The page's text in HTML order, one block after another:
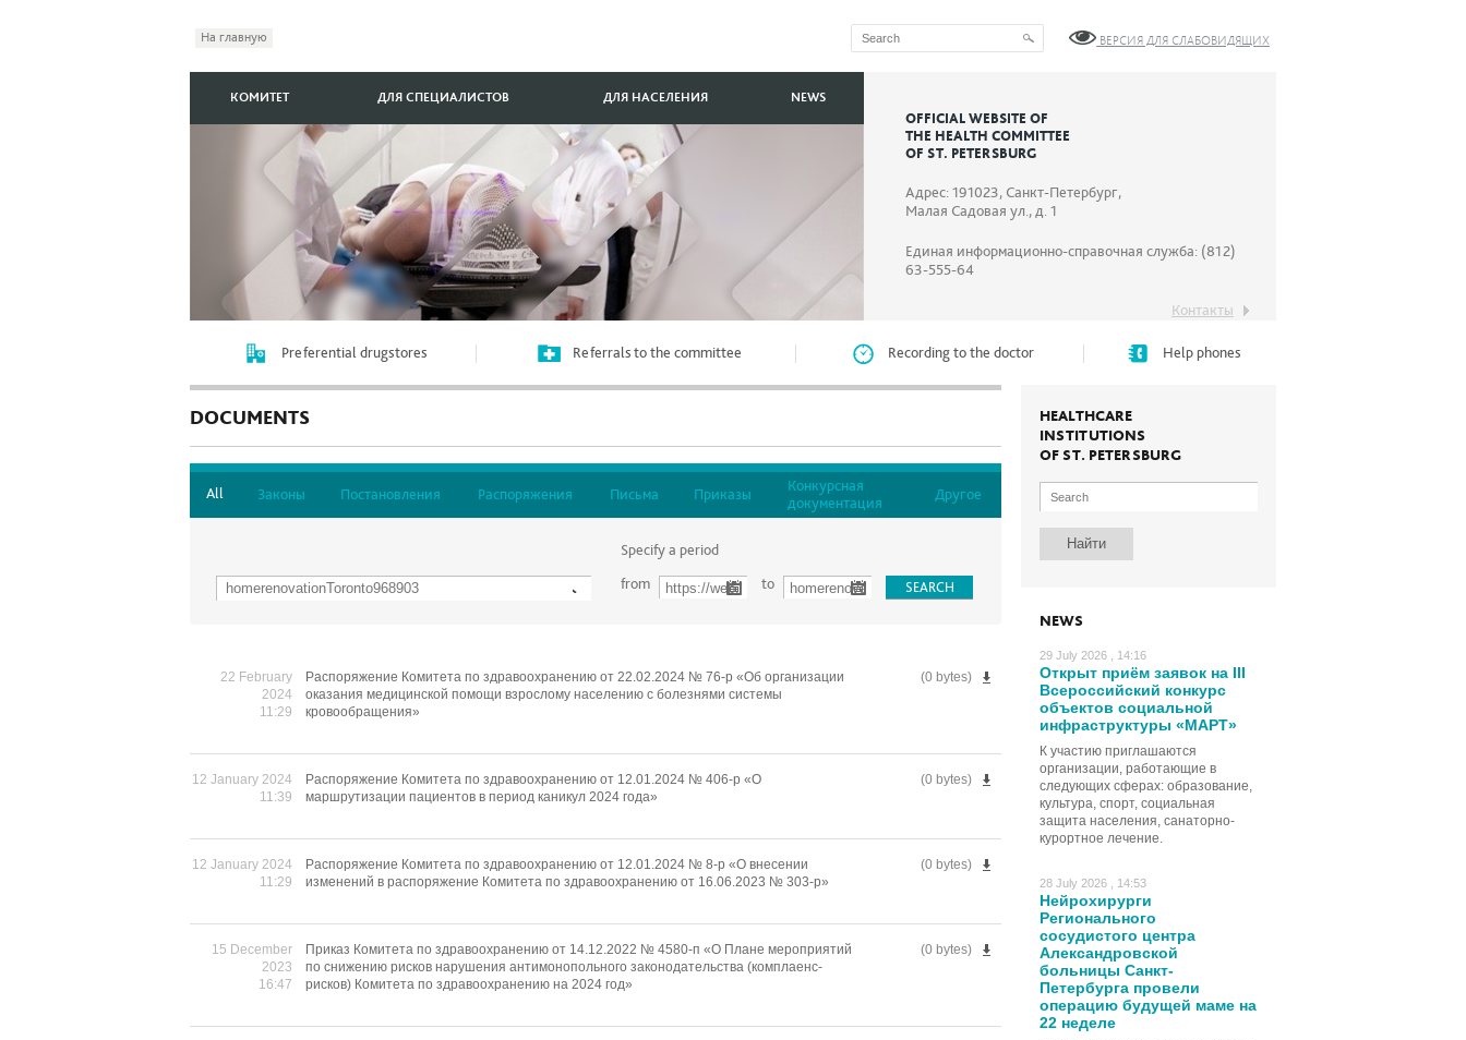
На главную ВЕРСИЯ ДЛЯ СЛАБОВИДЯЩИХ
OFFICIAL WEBSITE OF
THE HEALTH COMMITTEE
OF ST. PETERSBURG
Адрес: 191023, Санкт-Петербург,
Малая Садовая ул., д. 1
Единая информационно-справочная служба: (812)
63-555-64
Контакты
КОМИТЕТ ДЛЯ СПЕЦИАЛИСТОВ ДЛЯ НАСЕЛЕНИЯ NEWS
Preferential drugstores Referrals to the committee Recording to the doctor Help phones
HEALTHCARE
INSTITUTIONS
OF ST. PETERSBURG
NEWS
29 July 2026 , 14:16
Открыт приём заявок на III
Всероссийский конкурс
объектов социальной
инфраструктуры «МАРТ»
К участию приглашаются
организации, работающие в
следующих сферах: образование,
культура, спорт, социальная
защита населения, санаторно-
курортное лечение.
28 July 2026 , 14:53
Нейрохирурги
Регионального
сосудистого центра
Александровской
больницы Санкт-
Петербурга провели
операцию будущей маме на
22 неделе
DOCUMENTS
All Законы Постановления Распоряжения Письма Приказы
Конкурсная
документация
Другое
Specify a period
from
to
22 February
2024
11:29
(0 bytes)
Распоряжение Комитета по здравоохранению от 22.02.2024 № 76-р «Об организации
оказания медицинской помощи взрослому населению с болезнями системы
кровообращения»
12 January 2024
11:39
(0 bytes)
Распоряжение Комитета по здравоохранению от 12.01.2024 № 406-р «О
маршрутизации пациентов в период каникул 2024 года»
12 January 2024
11:29
(0 bytes)
Распоряжение Комитета по здравоохранению от 12.01.2024 № 8-р «О внесении
изменений в распоряжение Комитета по здравоохранению от 16.06.2023 № 303-р»
15 December
2023
16:47
(0 bytes)
Приказ Комитета по здравоохранению от 14.12.2022 № 4580-п «О Плане мероприятий
по снижению рисков нарушения антимонопольного законодательства (комплаенс-
рисков) Комитета по здравоохранению на 2024 год»